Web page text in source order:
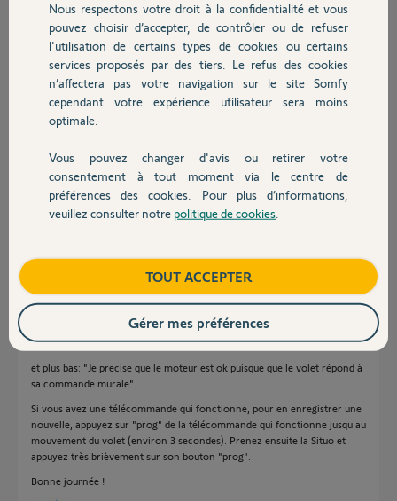
Chauffage
Autres produits
Devis avec un pro
Contact
Je precise que le moteur est ok puisque que le volet répond à sa
commande murale montée/descente.
Merci de votre aide.
Merci,
Franck L.
Participer au fil de discussion
Vous dîtes: "Quand j appui sur la tc le voyant de la commande au mur s
allume, mais le volet ne bouge pas."
et plus bas: "Je precise que le moteur est ok puisque que le volet répond à
sa commande murale"
Si vous avez une télécommande qui fonctionne, pour en enregistrer une
nouvelle, appuyez sur "prog" de la télécommande qui fonctionne jusqu'au
mouvement du volet (environ 3 secondes). Prenez ensuite la Situo et
appuyez très brièvement sur son bouton "prog".
Bonne journée !
Nous respectons votre droit à la confidentialité et vous
pouvez choisir d’accepter, de contrôler ou de refuser
l'utilisation de certains types de cookies ou certains
services proposés par des tiers. Le refus des cookies
n’affectera pas votre navigation sur le site Somfy
cependant votre expérience utilisateur sera moins
optimale.
Vous pouvez changer d'avis ou retirer votre
consentement à tout moment via le centre de
préférences des cookies. Pour plus d’informations,
veuillez consulter notre politique de cookies
TOUT ACCEPTER
Gérer mes préférences